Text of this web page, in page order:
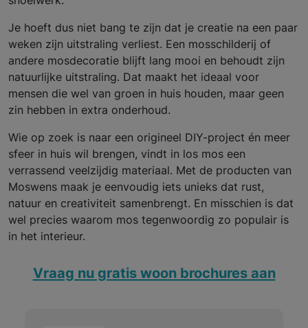
Je hoeft dus niet bang te zijn dat je creatie na een paar
weken zijn uitstraling verliest. Een mosschilderij of
andere mosdecoratie blijft lang mooi en behoudt zijn
natuurlijke uitstraling. Dat maakt het ideaal voor
mensen die wel van groen in huis houden, maar geen
zin hebben in extra onderhoud.
Wie op zoek is naar een origineel DIY-project én meer
sfeer in huis wil brengen, vindt in los mos een
verrassend veelzijdig materiaal. Met de producten van
Moswens maak je eenvoudig iets unieks dat rust,
natuur en creativiteit samenbrengt. En misschien is dat
wel precies waarom mos tegenwoordig zo populair is
in het interieur.
Vraag nu gratis woon brochures aan